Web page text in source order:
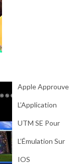
Apple Approuve
L’Application
UTM SE Pour
L’Émulation Sur
IOS